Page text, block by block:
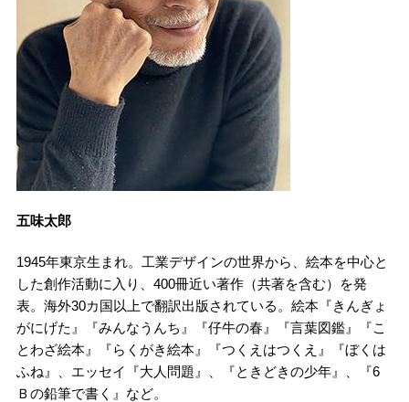
五味太郎
1945年東京生まれ。工業デザインの世界から、絵本を中心と
した創作活動に入り、400冊近い著作（共著を含む）を発
表。海外30カ国以上で翻訳出版されている。絵本『きんぎょ
がにげた』『みんなうんち』『仔牛の春』『言葉図鑑』『こ
とわざ絵本』『らくがき絵本』『つくえはつくえ』『ぼくは
ふね』、エッセイ『大人問題』、『ときどきの少年』、『6
Ｂの鉛筆で書く』など。